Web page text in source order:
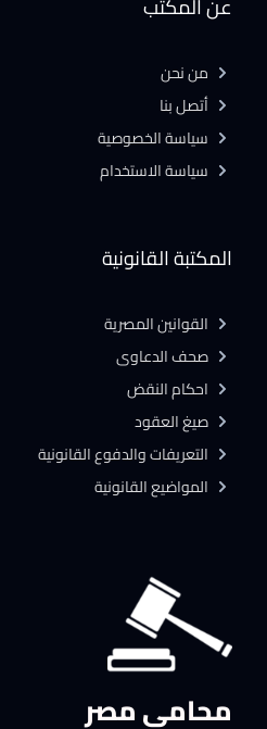
محامي مصر
المكتبة القانونية
القوانين المصرية
صحف الدعاوى
احكام النقض
صيغ العقود
التعريفات والدفوع القانونية
المواضيع القانونية
من نحن
أتصل بنا
سياسة الخصوصية
سياسة الاستخدام